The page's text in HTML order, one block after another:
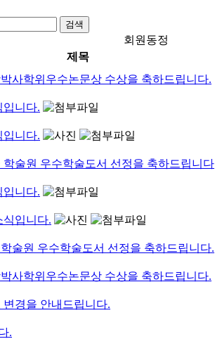
회원동정
제목
사학위우수논문상 수상을 축하드립니다.
입니다.
입니다.
술원 우수학술도서 선정을 축하드립니다
입니다.
식입니다.
술원 우수학술도서 선정을 축하드립니다.
사학위우수논문상 수상을 축하드립니다.
경을 안내드립니다.
.